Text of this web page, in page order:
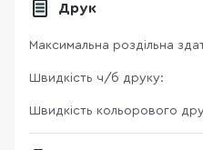
Друк
Максимальна роздільна
Швидкість ч/б друку:
Швидкість кольорового